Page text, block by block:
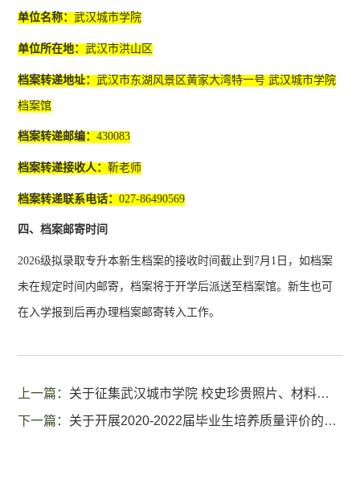
单位名称：武汉城市学院
单位所在地：武汉市洪山区
档案转递地址：武汉市东湖风景区黄家大湾特一号 武汉城市学院
档案馆
档案转递邮编：430083
档案转递接收人：靳老师
档案转递联系电话：027-86490569
四、档案邮寄时间
2026级拟录取专升本新生档案的接收时间截止到 7月 1 日，如档案
未在规定时间内邮寄，档案将于开学后派送至档案馆。新生也可
在入学报到后再办理档案邮寄转入工作。
上一篇： 关于征集武汉城市学院 校史珍贵照片、材料的通知
下一篇： 关于开展2020-2022届毕业生培养质量评价的通知